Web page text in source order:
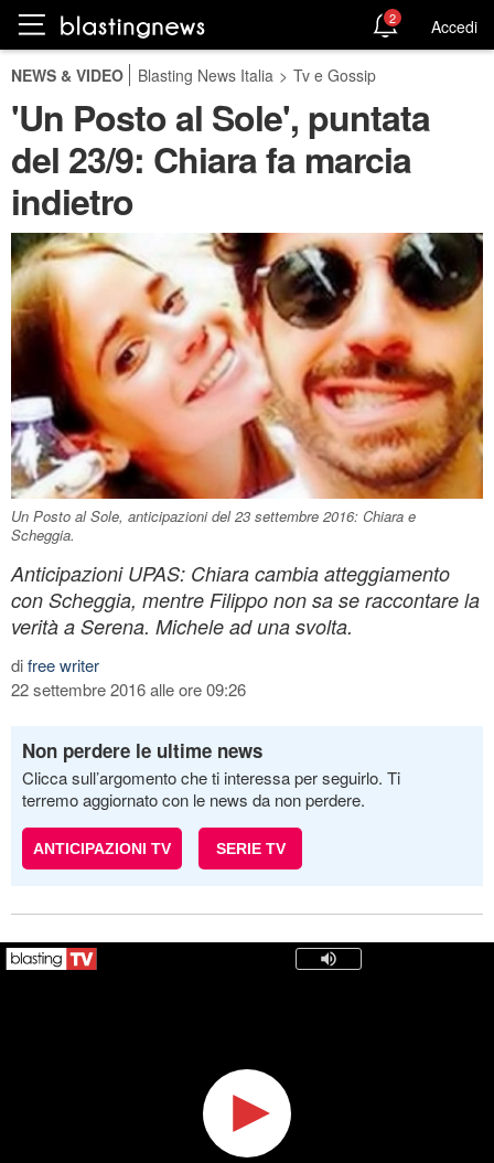
2 Accedi
NEWS & VIDEO Blasting News Italia > Tv e Gossip
'Un Posto al Sole', puntata
del 23/9: Chiara fa marcia
indietro
Un Posto al Sole, anticipazioni del 23 settembre 2016: Chiara e
Scheggia.
Anticipazioni UPAS: Chiara cambia atteggiamento
con Scheggia, mentre Filippo non sa se raccontare la
verità a Serena. Michele ad una svolta.
difree writer
22 settembre 2016 alle ore 09:26
Non perdere le ultime news
Clicca sull’argomento che ti interessa per seguirlo. Ti
terremo aggiornato con le news da non perdere.
ANTICIPAZIONI TV SERIE TV